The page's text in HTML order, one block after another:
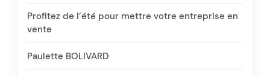
Profitez de l’été pour mettre votre entreprise en
vente
Paulette BOLIVARD